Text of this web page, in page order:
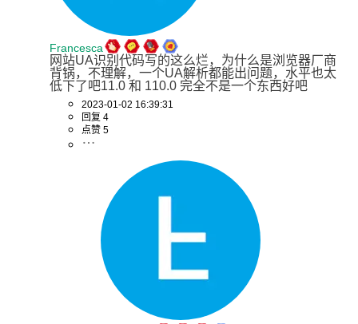
Francesca
网站UA识别代码写的这么烂，为什么是浏览器厂商
背锅，不理解，一个UA解析都能出问题，水平也太
低下了吧11.0 和 110.0 完全不是一个东西好吧
2023-01-02 16:39:31
回复 4
点赞 5